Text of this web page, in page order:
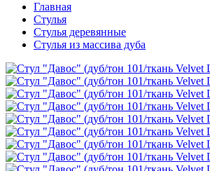
Главная
Стулья
Стулья деревянные
Стулья из массива дуба